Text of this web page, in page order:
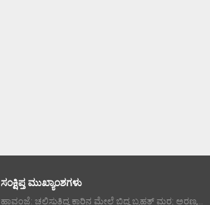
ಸಂಕ್ಷಿಪ್ತ ಮುಖ್ಯಾಂಶಗಳು
ಹಾವಂಜೆ: ಚಲಿಸುತ್ತಿದ್ದ ಕಾರಿನ ಮೇಲೆ ಬಿದ್ದ ಬೃಹತ್ ಮರ; ಅರಣ್ಯ...